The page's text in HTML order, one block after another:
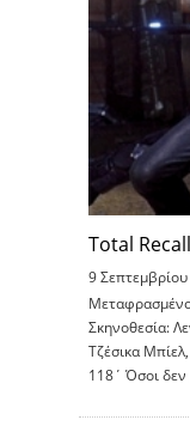
Total Recall
9
Σκηνοθεσία:
Τζέσικα
118΄ Όσοι